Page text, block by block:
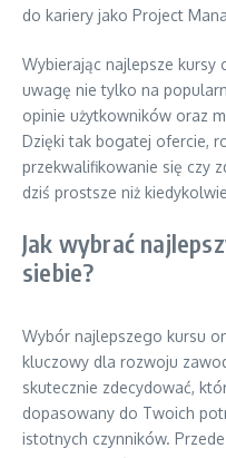
do kariery jako Project
Wybierając najlepsze
uwagę nie tylko na
opinie użytkowników oraz
Dzięki tak bogatej ofercie,
przekwalifikowanie się czy
dziś prostsze niż
Jak wybrać
siebie?
Wybór najlepszego kursu
kluczowy dla rozwoju
skutecznie zdecydować,
dopasowany do Twoich
istotnych czynników.